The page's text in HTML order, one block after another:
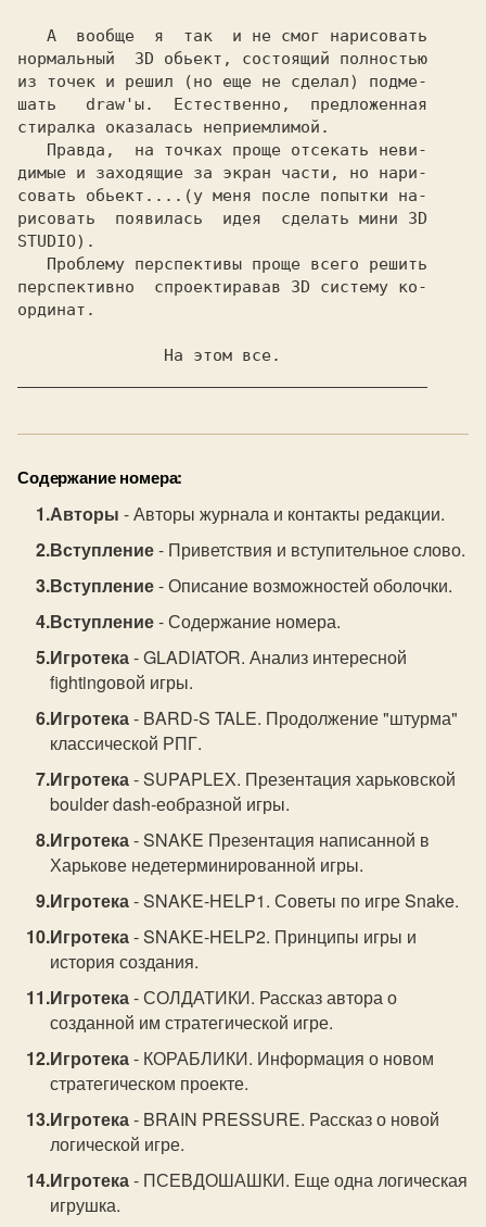
А  вообще  я  так  и не смог нарисовать
нормальный  3D обьект, состоящий полностью
из точек и решил (но еще не сделал) подме-
шать   draw'ы.  Естественно,  предложенная
стиралка оказалась неприемлимой.
димые и заходящие за экран части, но нари-
совать обьект....(у меня после попытки на-
рисовать  появилась  идея  сделать мини
Проблему перспективы проще всего решить
перспективно  спроектиравав 3D систему ко-
ординат.
Содержание номера:
Авторы - Авторы журнала и контакты редакции.
Вступление- Приветствия и вступительное слово.
Вступление- Описание возможностей оболочки.
Вступление- Содержание номера.
Игротека- GLADIATOR. Анализ интересной
fightingовой игры.
Игротека- BARD-S TALE. Продолжение "штурма"
классической РПГ.
Игротека- SUPAPLEX. Презентация харьковской
boulder dash-еобразной игры.
Игротека- SNAKE Презентация написанной в
Харькове недетерминированной игры.
Игротека- SNAKE-HELP1. Советы по игре Snake.
Игротека- SNAKE-HELP2. Принципы игры и
история создания.
Игротека- СОЛДАТИКИ. Рассказ автора о
созданной им стратегической игре.
Игротека- КОРАБЛИКИ. Информация о новом
стратегическом проекте.
Игротека- BRAIN PRESSURE. Рассказ о новой
логической игре.
Игротека- ПСЕВДОШАШКИ. Еще одна логическая
игрушка.